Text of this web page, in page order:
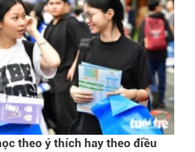
theo ý thích hay theo điều